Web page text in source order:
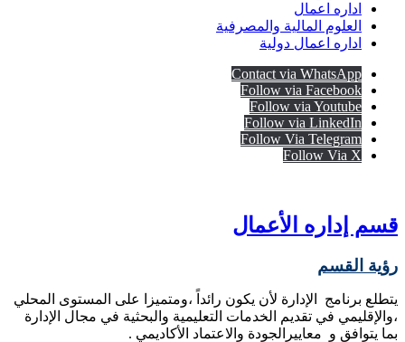
اداره اعمال
العلوم المالية والمصرفية
اداره اعمال دولية
Contact via WhatsApp
Follow via Facebook
Follow via Youtube
Follow via LinkedIn
Follow Via Telegram
Follow Via X
قسم إداره الأعمال
رؤية القسم
يتطلع برنامج الإدارة لأن يكون رائداً ،ومتميزا على المستوى المحلي
،والإقليمي في تقديم الخدمات التعليمية والبحثية في مجال الإدارة
بما يتوافق و معاييرالجودة والاعتماد الأكاديمي .